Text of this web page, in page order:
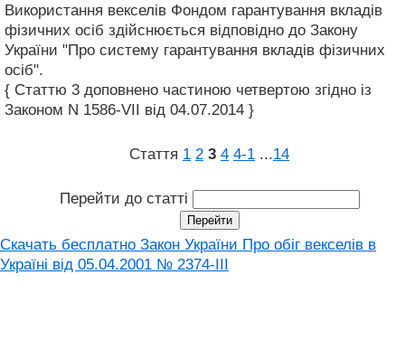
Використання векселів Фондом гарантування вкладів
фізичних осіб здійснюється відповідно до Закону
України "Про систему гарантування вкладів фізичних
осіб".
{ Статтю 3 доповнено частиною четвертою згідно із
Законом N 1586-VII від 04.07.2014 }
Стаття 1 2 3 4 4‑1 ...14
Перейти до статті
Скачать бесплатно Закон України Про обіг векселів в
Україні від 05.04.2001 № 2374-III